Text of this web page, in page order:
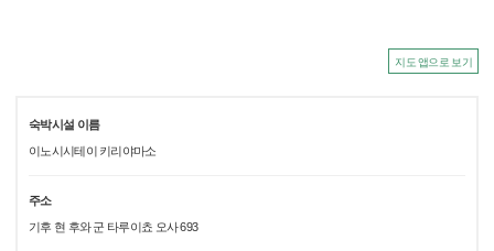
지도 앱으로 보기
숙박시설 이름
이노시시테이 키리야마소
주소
기후 현 후와 군 타루이쵸 오사 693